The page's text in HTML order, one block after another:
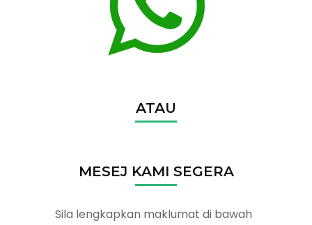
ATAU
MESEJ KAMI SEGERA
Sila lengkapkan maklumat di bawah